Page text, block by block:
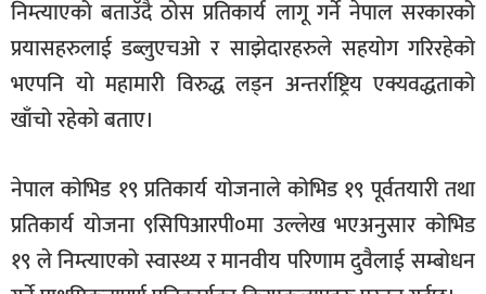
निम्त्याएको बताउँदै ठोस प्रतिकार्य लागू गर्ने नेपाल सरकारको
प्रयासहरुलाई डब्लुएचओ र साझेदारहरुले सहयोग गरिरहेको
भएपनि यो महामारी विरुद्ध लड्न अन्तर्राष्ट्रिय एक्यवद्धताको
खाँचो रहेको बताए।
नेपाल कोभिड १९ प्रतिकार्य योजनाले कोभिड १९ पूर्वतयारी तथा
प्रतिकार्य योजना ९सिपिआरपी०मा उल्लेख भएअनुसार कोभिड
१९ ले निम्त्याएको स्वास्थ्य र मानवीय परिणाम दुवैलाई सम्बोधन